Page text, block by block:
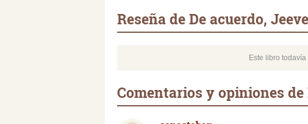
Reseña de De acuerdo,
Este libro
Comentarios y opiniones de